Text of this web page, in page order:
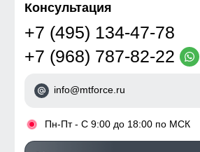
Консультация
+7 (495) 134-47-78
+7 (968) 787-82-22
info@mtforce.ru
• Пн-Пт - С 9:00 до 18:00 по МСК